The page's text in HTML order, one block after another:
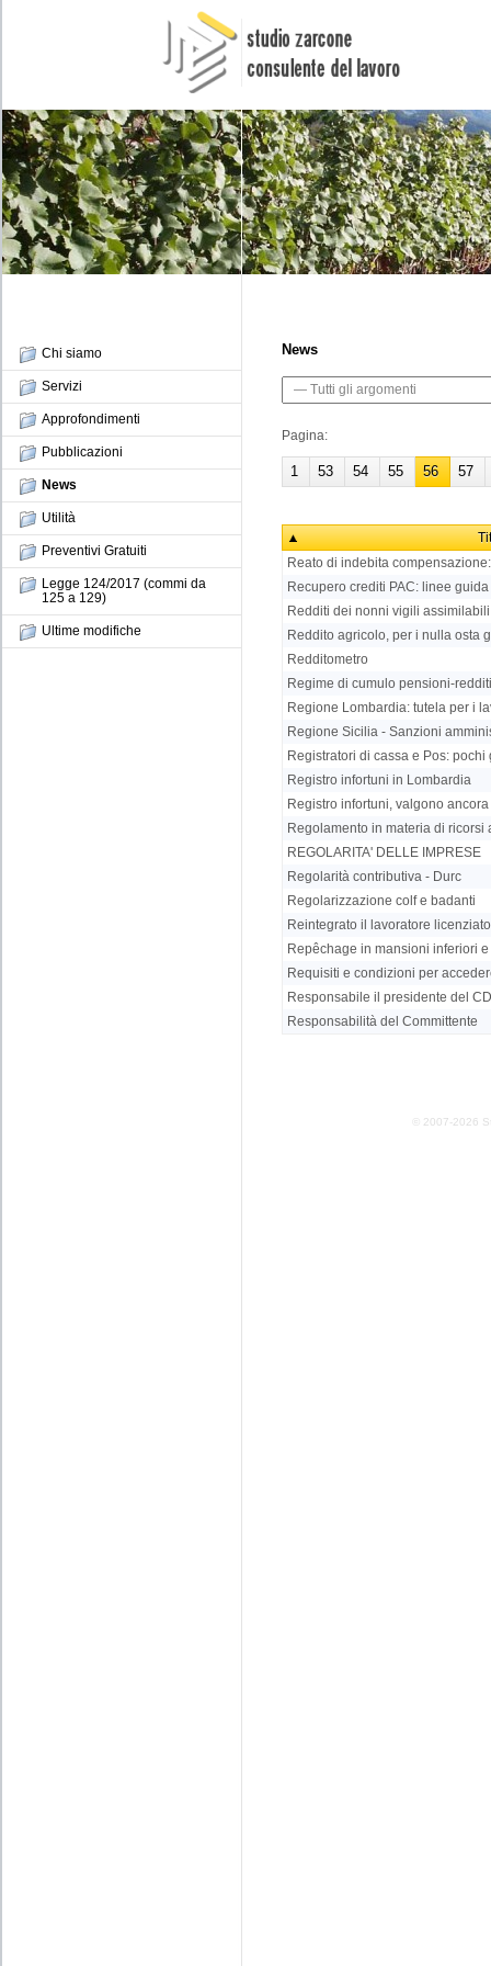
Chi siamo
Servizi
Approfondimenti
Pubblicazioni
News
Utilità
Preventivi Gratuiti
Legge 124/2017 (commi da
125 a 129)
Ultime modifiche
News
Pagina:
1 53 54 55 56 57
Reato di indebita
Recupero crediti PAC: linee guida
Redditi dei nonni vigili
Reddito agricolo, per i nulla osta
Redditometro
Regime di cumulo pensioni-
Regione Lombardia: tutela per i
Regione Sicilia - Sanzioni
Registratori di cassa e Pos:
Registro infortuni in Lombardia
Registro infortuni, valgono
Regolamento in materia di ricorsi
REGOLARITA' DELLE IMPRESE
Regolarità contributiva - Durc
Regolarizzazione colf e badanti
Reintegrato il lavoratore
Repêchage in mansioni inferiori
Requisiti e condizioni per
Responsabile il presidente del
Responsabilità del Committente
© 2007-2026